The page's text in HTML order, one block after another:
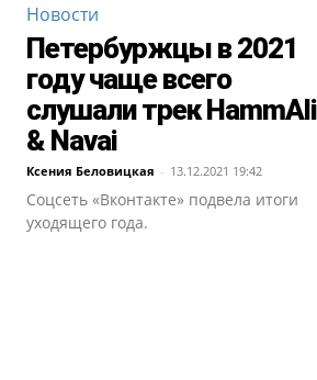
Новости
Петербуржцы в 2021
году чаще всего
слушали трек HammAli
& Navai
Ксения Беловицкая - 13.12.2021 19:42
Соцсеть «Вконтакте» подвела итоги
уходящего года.